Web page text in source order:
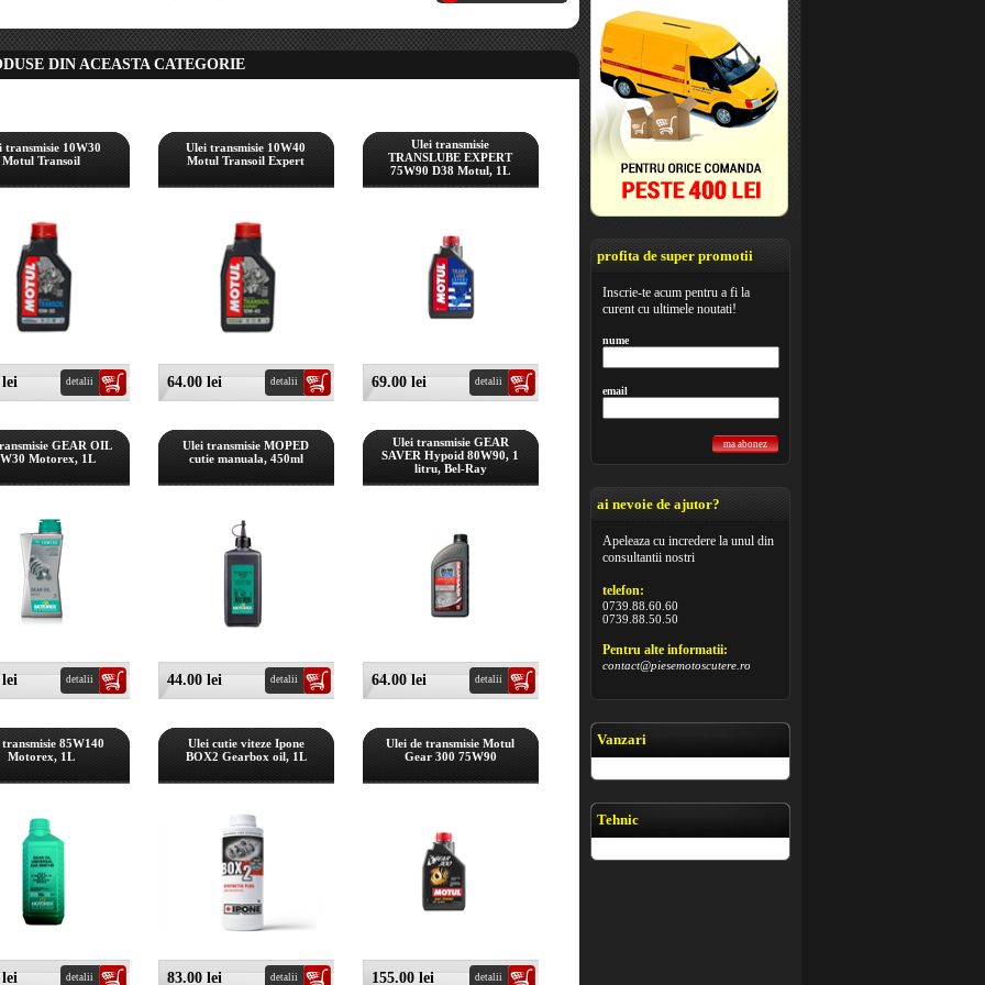
DIN ACEASTA CATEGORIE
transmisie 10W30
Motul Transoil
lei detalii
Ulei transmisie 10W40
Motul Transoil Expert
64.00 lei detalii
Ulei transmisie
TRANSLUBE EXPERT
75W90 D38 Motul, 1L
69.00 lei detalii
GEAR OIL
Motorex, 1L
lei detalii
Ulei transmisie MOPED
cutie manuala, 450ml
44.00 lei detalii
Ulei transmisie GEAR
SAVER Hypoid 80W90, 1
litru, Bel-Ray
64.00 lei detalii
85W140
Motorex, 1L
lei detalii
Ulei cutie viteze Ipone
BOX2 Gearbox oil, 1L
83.00 lei detalii
Ulei de transmisie Motul
Gear 300 75W90
155.00 lei detalii
profita de super promotii
Inscrie-te acum pentru a fi la
curent cu ultimele noutati!
nume
email
ma abonez
ai nevoie de ajutor?
Apeleaza cu incredere la unul din
consultantii nostri
telefon:
0739.88.60.60
0739.88.50.50
Pentru alte informatii:
contact@piesemotoscutere.ro
Vanzari
Tehnic